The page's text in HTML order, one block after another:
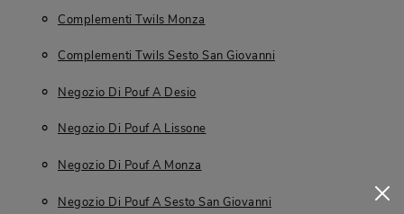
Complementi Twils Monza
Complementi Twils Sesto San Giovanni
Negozio Di Pouf A Desio
Negozio Di Pouf A Lissone
Negozio Di Pouf A Monza
Negozio Di Pouf A Sesto San Giovanni